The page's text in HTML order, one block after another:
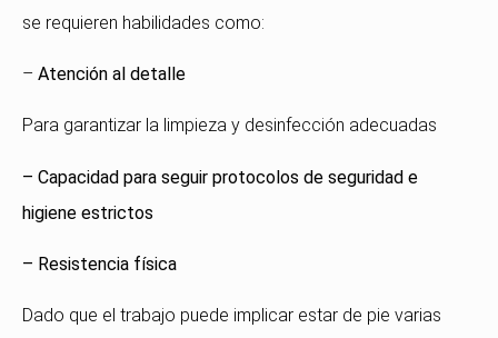
se requieren habilidades como:
– Atención al detalle
Para garantizar la limpieza y desinfección adecuadas
– Capacidad para seguir protocolos de seguridad e
higiene estrictos
– Resistencia física
Dado que el trabajo puede implicar estar de pie varias